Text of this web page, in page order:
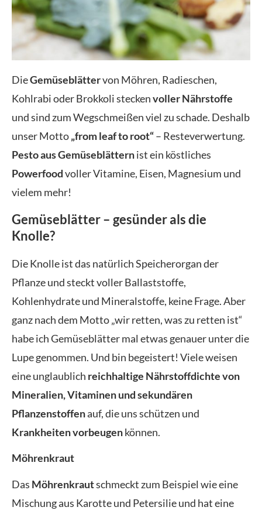
DieGemüseblättervon Möhren, Radieschen,
Kohlrabi oder Brokkoli steckenvoller Nährstoffe
und sind zum Wegschmeißen viel zu schade. Deshalb
unser Motto„from leaf to root“– Resteverwertung.
Pesto aus Gemüseblätternist ein köstliches
Powerfoodvoller Vitamine, Eisen, Magnesium und
vielem mehr!
Gemüseblätter – gesünder als die
Knolle?
Die Knolle ist das natürlich Speicherorgan der
Pflanze und steckt voller Ballaststoffe,
Kohlenhydrate und Mineralstoffe, keine Frage. Aber
ganz nach dem Motto „wir retten, was zu retten ist“
habe ich Gemüseblätter mal etwas genauer unter die
Lupe genommen. Und bin begeistert! Viele weisen
eine unglaublich reichhaltige Nährstoffdichte von
Mineralien, Vitaminen und sekundären
Pflanzenstoffenauf, die uns schützen und
Krankheiten vorbeugenkönnen.
Möhrenkraut
Das Möhrenkrautschmeckt zum Beispiel wie eine
Mischung aus Karotte und Petersilie und hat eine